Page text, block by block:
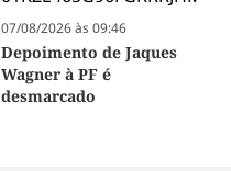
07/08/2026 às 09:46
Depoimento de Jaques
Wagner à PF é
desmarcado